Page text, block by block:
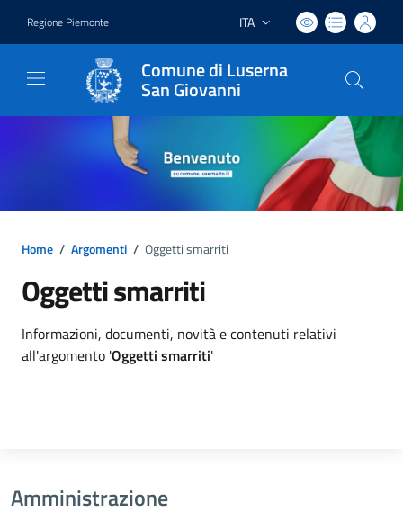
Regione Piemonte Lingua attiva:
ITA
Comune di Luserna
San Giovanni
Home / Argomenti / Oggetti smarriti
Oggetti smarriti
Dettagli argomento
Informazioni, documenti, novità e contenuti relativi
all'argomento 'Oggetti smarriti'
Amministrazione